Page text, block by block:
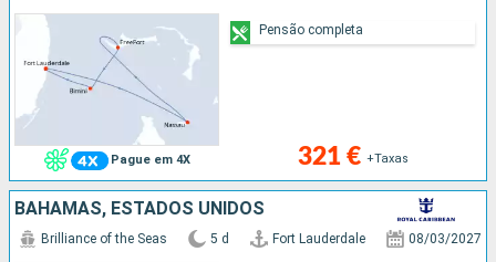
Pague em 4X 321 € +Taxas
Pensão completa
BAHAMAS, ESTADOS UNIDOS
Brilliance of the Seas 5 d Fort Lauderdale 08/03/2027